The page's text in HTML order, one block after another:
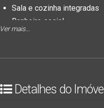
Sala e cozinha integradas
Banheiro social
Lavanderia
1 vaga de garagem
Financimento bancário
Ver mais...
Detalhes do Imóvel